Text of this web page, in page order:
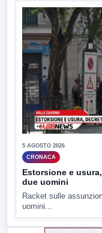
5 AGOSTO 2026
CRONACA
Estorsione e
due uomini
Racket sulle
uomini...